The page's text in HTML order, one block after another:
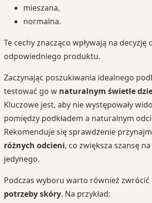
mieszana,
normalna.
Te cechy znacząco wpływają na decyzję
odpowiedniego produktu.
Zaczynając poszukiwania idealnego
testować go w naturalnym świetle
Kluczowe jest, aby nie występowały
pomiędzy podkładem a naturalnym
Rekomenduje się sprawdzenie
różnych odcieni, co zwiększa szansę
jedynego.
Podczas wyboru warto również zwrócić
potrzeby skóry. Na przykład: